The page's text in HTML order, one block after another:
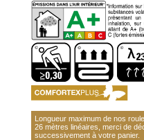
Longueur maximum de nos
26 mètres linéaires, merci de
successivement à votre panier.